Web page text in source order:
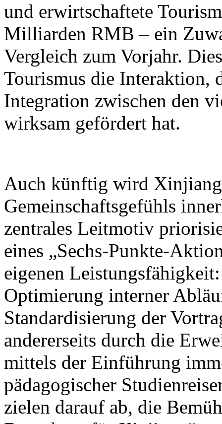
und erwirtschaftete
Milliarden RMB – ein
Vergleich zum Vorjahr.
Tourismus die Interaktion,
Integration zwischen den
wirksam gefördert hat.
Auch künftig wird Xinjiang
Gemeinschaftsgefühls
zentrales Leitmotiv
eines „Sechs-Punkte-
eigenen
Optimierung interner
Standardisierung der
andererseits durch die
mittels der Einführung
pädagogischer
zielen darauf ab, die